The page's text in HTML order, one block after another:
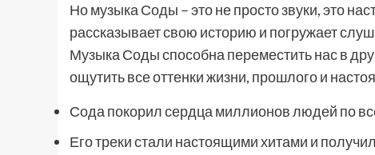
Но музыка Соды – это не просто звуки, это
рассказывает свою историю и погружает
Музыка Соды способна переместить нас в
ощутить все оттенки жизни, прошлого и
Сода покорил сердца миллионов людей по
Его треки стали настоящими хитами и